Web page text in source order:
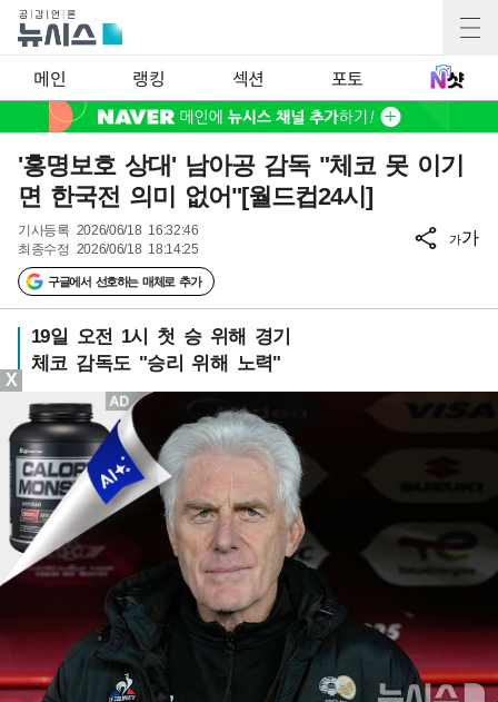
메인 랭킹 섹션 포토
'홍명보호 상대' 남아공 감독 "체코 못 이기
면 한국전 의미 없어"[월드컵24시]
기사등록 2026/06/18 16:32:46
최종수정 2026/06/18 18:14:25
구글에서 선호하는 매체로 추가
가가
19일 오전 1시 첫 승 위해 경기
체코 감독도 "승리 위해 노력"
X